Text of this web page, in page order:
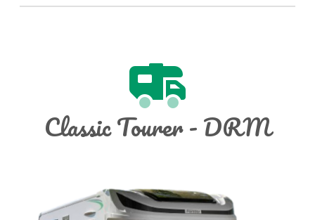
Classic Tourer - DRM